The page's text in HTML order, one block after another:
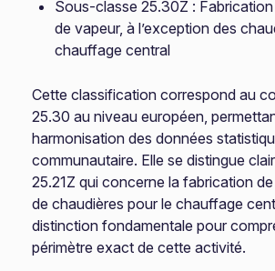
Sous-classe 25.30Z :
de vapeur, à l’exception des
chauffage central
Cette classification correspond au
25.30 au niveau européen,
harmonisation des données
communautaire. Elle se distingue
25.21Z qui concerne la fabrication
de chaudières pour le chauffage
distinction fondamentale pour
périmètre exact de cette activité.